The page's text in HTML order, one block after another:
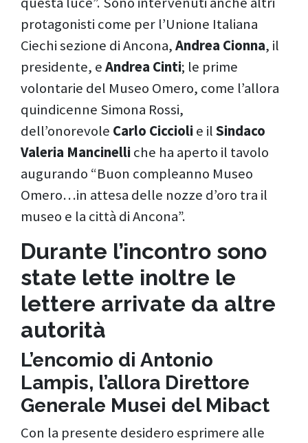
protagonisti come per l’Unione Italiana
Ciechi sezione di Ancona,Andrea Cionna, il
presidente, eAndrea Cinti; le prime
volontarie del Museo Omero, come l’allora
quindicenne Simona Rossi,
dell’onorevole Carlo Cicciolie ilSindaco
Valeria Mancinelliche ha aperto il tavolo
augurando “Buon compleanno Museo
Omero…in attesa delle nozze d’oro tra il
museo e la città di Ancona”.
Durante l’incontro sono
state lette inoltre le
lettere arrivate da altre
autorità
L’encomio di Antonio
Lampis, l’allora Direttore
Generale Musei del Mibact
Con la presente desidero esprimere alle